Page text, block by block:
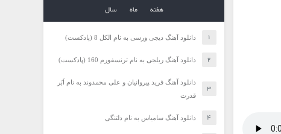
هفته ماه سال
دانلود آهنگ دیجی ورسی به نام الکل 8 (پادکست)
دانلود آهنگ ریلجی به نام ترنسفورم 160 (پادکست)
دانلود آهنگ فرید پیروانیان و علی محمدوند به نام اَبَر
قدرت
دانلود آهنگ سامیاس به نام دلتنگی